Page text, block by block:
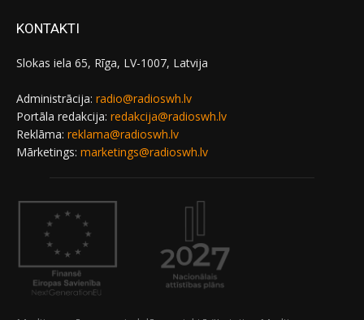
KONTAKTI
Slokas iela 65, Rīga, LV-1007, Latvija
Administrācija: radio@radioswh.lv
Portāla redakcija: redakcija@radioswh.lv
Reklāma: reklama@radioswh.lv
Mārketings: marketings@radioswh.lv